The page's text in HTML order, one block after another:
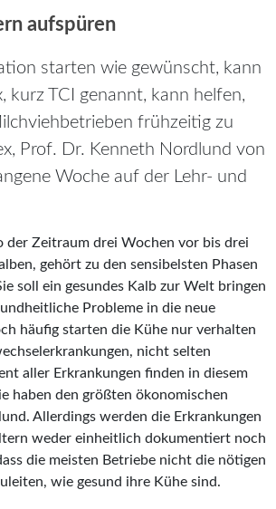
aufspüren
starten wie gewünscht, kann
kurz TCI genannt, kann helfen,
frühzeitig zu
Prof. Dr. Kenneth Nordlund von
Woche auf der Lehr- und
der Zeitraum drei Wochen vor bis drei
gehört zu den sensibelsten Phasen
soll ein gesundes Kalb zur Welt bringen
Probleme in die neue
häufig starten die Kühe nur verhalten
nicht selten
aller Erkrankungen finden in diesem
haben den größten ökonomischen
Allerdings werden die Erkrankungen
weder einheitlich dokumentiert noch
die meisten Betriebe nicht die nötigen
wie gesund ihre Kühe sind.